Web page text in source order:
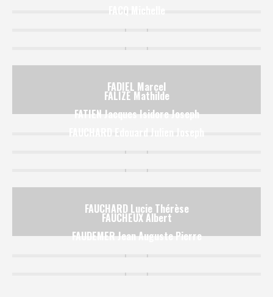
FACQ Michelle
FADIEL Marcel
FALIZE Mathilde
FATIEN Jacques Isidore Joseph
FAUCHARD Lucie Thérèse
FAUCHEUX Albert
FAUDEMER Jean Auguste Pierre